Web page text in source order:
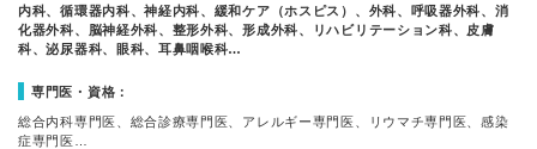
内科、循環器内科、神経内科、緩和ケア（ホスピス）、外科、呼吸器外科、消
化器外科、脳神経外科、整形外科、形成外科、リハビリテーション科、皮膚
科、泌尿器科、眼科、耳鼻咽喉科…
専門医・資格：
総合内科専門医、総合診療専門医、アレルギー専門医、リウマチ専門医、感染
症専門医…